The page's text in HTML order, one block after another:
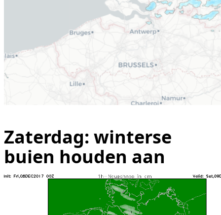
Zaterdag: winterse
buien houden aan